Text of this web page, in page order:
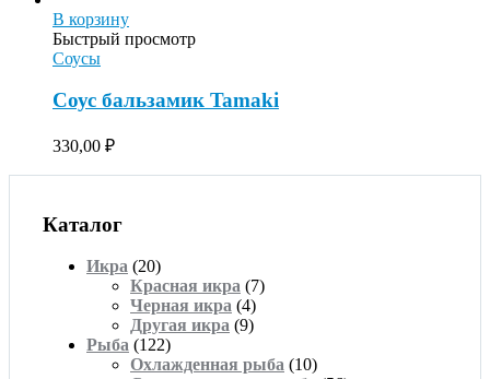
В корзину
Быстрый просмотр
Соусы
Соус бальзамик Tamaki
330,00 ₽
Каталог
Икра (20)
Красная икра (7)
Черная икра (4)
Другая икра (9)
Рыба (122)
Охлажденная рыба (10)